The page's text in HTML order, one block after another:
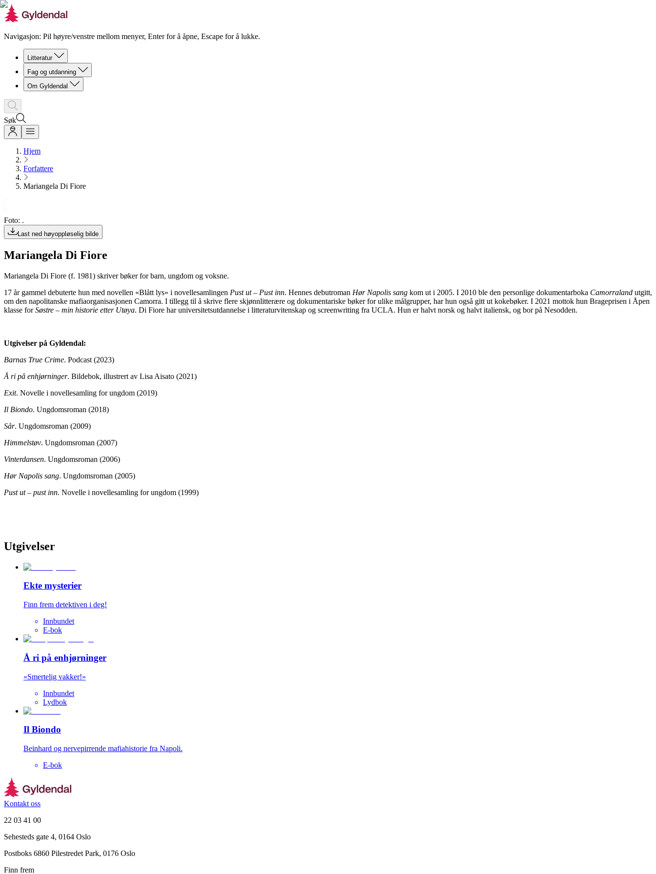
Navigasjon: Pil høyre/venstre mellom menyer, Enter for å åpne, Escape for å lukke.
Litteratur
Fag og utdanning
Om Gyldendal
Søk
Hjem
Forfattere
Mariangela Di Fiore
Foto: .
Last ned høyoppløselig bilde
Mariangela Di Fiore
Mariangela Di Fiore (f. 1981) skriver bøker for barn, ungdom og voksne.
17 år gammel debuterte hun med novellen «Blått lys» i novellesamlingen Pust ut – Pust inn. Hennes debutroman Hør Napolis sang kom ut i 2005. I 2010 ble den personlige dokumentarboka Camorraland utgitt,
om den napolitanske mafiaorganisasjonen Camorra. I tillegg til å skrive flere skjønnlitterære og dokumentariske bøker for ulike målgrupper, har hun også gitt ut kokebøker. I 2021 mottok hun Brageprisen i Åpen
klasse forSøstre – min historie etter Utøya. Di Fiore har universitetsutdannelse i litteraturvitenskap og screenwriting fra UCLA. Hun er halvt norsk og halvt italiensk, og bor på Nesodden.
Utgivelser på Gyldendal:
Barnas True Crime. Podcast (2023)
Å ri på enhjørninger. Bildebok, illustrert av Lisa Aisato (2021)
Exit. Novelle i novellesamling for ungdom (2019)
Il Biondo. Ungdomsroman (2018)
Sår. Ungdomsroman (2009)
Himmelstøv. Ungdomsroman (2007)
Vinterdansen. Ungdomsroman (2006)
Hør Napolis sang. Ungdomsroman (2005)
Pust ut – pust inn. Novelle i novellesamling for ungdom (1999)
Utgivelser
Ekte mysterier
Finn frem detektiven i deg!
Innbundet
E-bok
Å ri på enhjørninger
«Smertelig vakker!»
Innbundet
Lydbok
Il Biondo
Beinhard og nervepirrende mafiahistorie fra Napoli.
E-bok
Kontakt oss
22 03 41 00
Sehesteds gate 4, 0164 Oslo
Postboks 6860 Pilestredet Park, 0176 Oslo
Finn frem